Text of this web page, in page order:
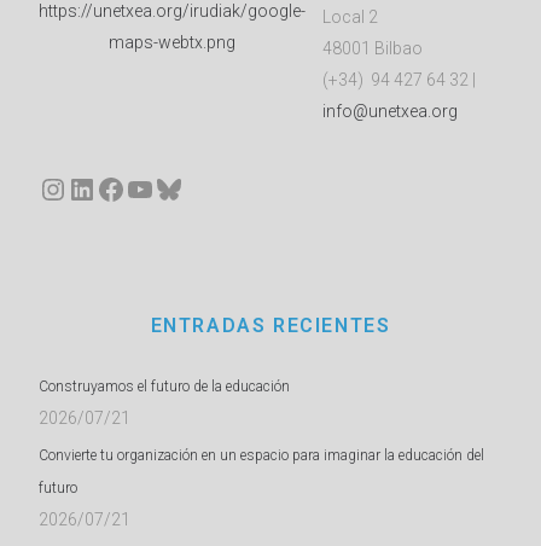
Local 2
48001 Bilbao
(+34) 94 427 64 32 |
info@unetxea.org
Instagram
LinkedIn
Facebook
YouTube
Bluesky
ENTRADAS RECIENTES
Construyamos el futuro de la educación
2026/07/21
Convierte tu organización en un espacio para imaginar la educación del
futuro
2026/07/21